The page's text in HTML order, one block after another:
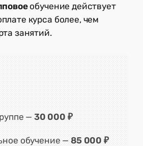
обучение действует
курса более, чем
занятий.
—30 000 ₽
обучение —85000 ₽